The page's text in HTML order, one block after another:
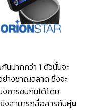
นมากกว่า 1 ตัวนั้นจะ
างชาญฉลาด ซึ่งจะ
งการชนกันได้โดย
งสามารถสื่อสารกับหุ่น